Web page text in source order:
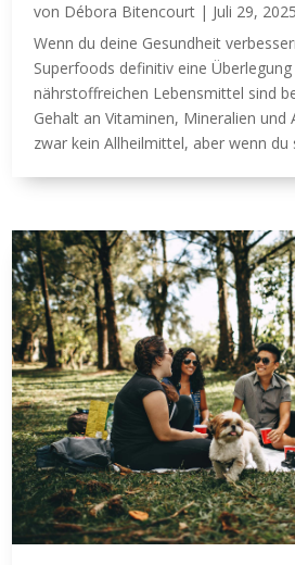
von Débora Bitencourt | Juli 29, 2025
Wenn du deine Gesundheit
Superfoods definitiv eine
nährstoffreichen Lebensmittel sind
Gehalt an Vitaminen, Mineralien und
zwar kein Allheilmittel, aber wenn du